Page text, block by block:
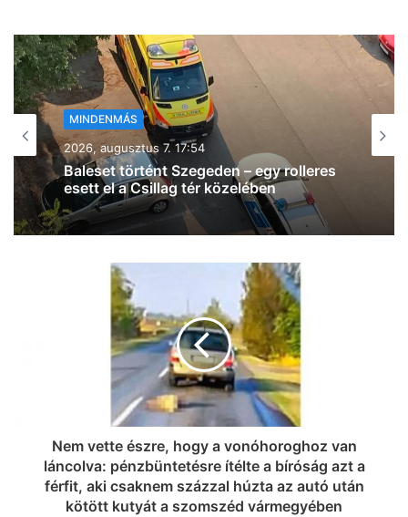
MINDENMÁS
2026, augusztus 7. 17:26
Folytatódik az éjszakai permetezés
Szegeden – mutatjuk, mire kell figyelni
Nem vette észre, hogy a vonóhoroghoz van
láncolva: pénzbüntetésre ítélte a bíróság azt a
férfit, aki csaknem százzal húzta az autó után
kötött kutyát a szomszéd vármegyében